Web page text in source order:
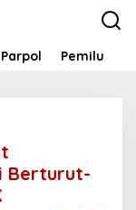
Parpol Pemilu
Berturut-